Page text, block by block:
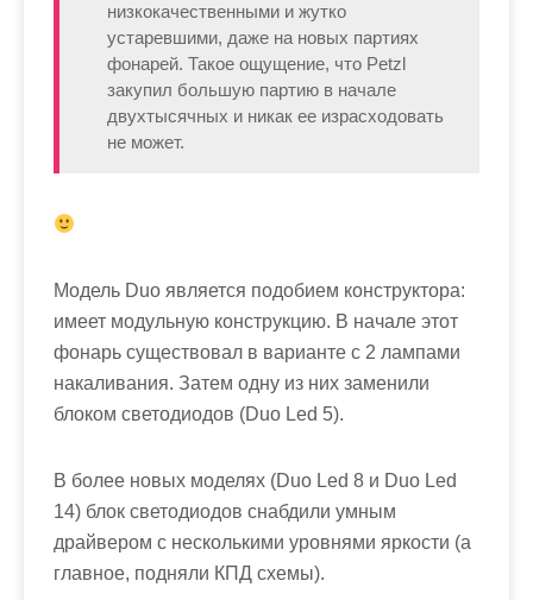
низкокачественными и жутко
устаревшими, даже на новых партиях
фонарей. Такое ощущение, что Petzl
закупил большую партию в начале
двухтысячных и никак ее израсходовать
не может.
Модель Duo является подобием конструктора:
имеет модульную конструкцию. В начале этот
фонарь существовал в варианте с 2 лампами
накаливания. Затем одну из них заменили
блоком светодиодов (Duo Led 5).
В более новых моделях (Duo Led 8 и Duo Led
14) блок светодиодов снабдили умным
драйвером с несколькими уровнями яркости (а
главное, подняли КПД схемы).